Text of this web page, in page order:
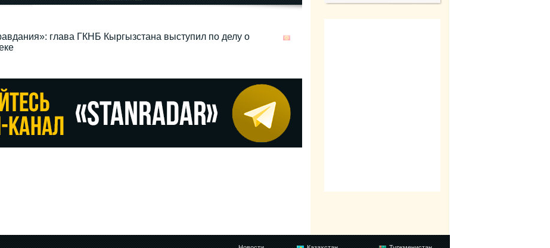
глава ГКНБ Кыргызстана выступил по делу о